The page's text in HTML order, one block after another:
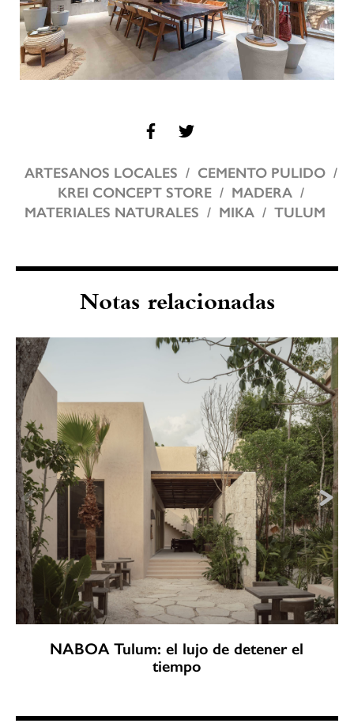
ARTESANOS LOCALES
CEMENTO PULIDO
KREI CONCEPT STORE
MADERA
MATERIALES NATURALES
MIKA TULUM
Notas relacionadas
NABOA Tulum: el lujo de detener el
tiempo